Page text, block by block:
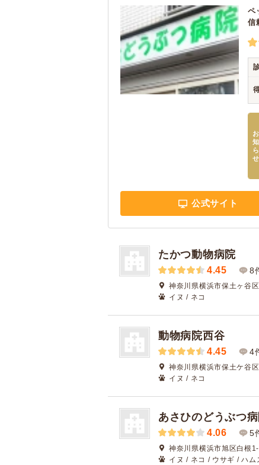
ペ
信
お
知
ら
せ
公式サイト
たかつ動物病院
4.45 8
神奈川県横浜市保土ヶ谷
イヌ / ネコ
動物病院西谷
4.45 4
神奈川県横浜市保土ケ谷
イヌ / ネコ
あさひのどうぶつ
4.06 5
神奈川県横浜市旭区白根
イヌ / ネコ / ウサギ / ハム